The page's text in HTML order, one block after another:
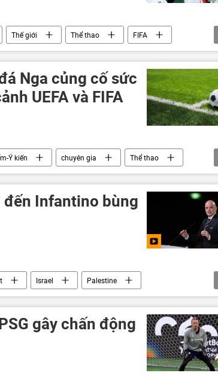
Thế giới Thể thao
FIFA
World Cup Mexico
Nga củng cố sức
UEFA và FIFA
Ý kiến chuyên gia
Thể thao
Infantino bùng
Israel
Palestine
gây chấn động